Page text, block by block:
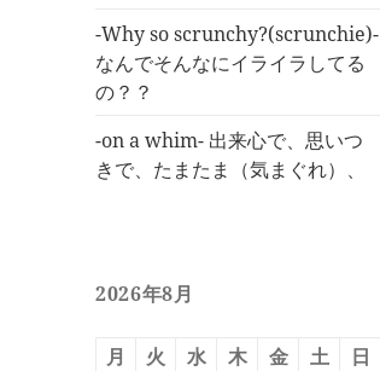
-Why so scrunchy?(scrunchie)-
なんでそんなにイライラしてる
の？？
-on a whim- 出来心で、思いつ
きで、たまたま（気まぐれ）、
2026年8月
月 火 水 木 金 土
日